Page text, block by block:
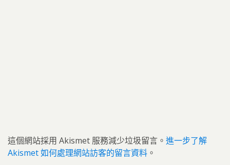
這個網站採用 Akismet 服務減少垃圾留言。 進一步了解
Akismet 如何處理網站訪客的留言資料 。